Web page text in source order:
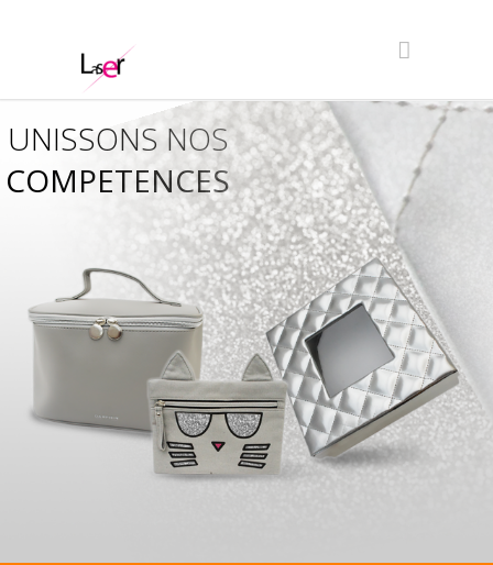
COMPETENCES
UNISSONS NOS